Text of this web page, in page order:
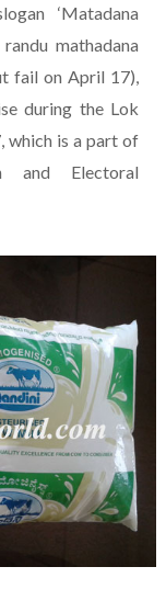
‘Matadana
mathadana
fail on April 17),
during the Lok
which is a part of
and Electoral